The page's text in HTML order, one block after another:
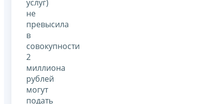
услуг)
не
превысила
в
совокупности
2
миллиона
рублей
могут
подать